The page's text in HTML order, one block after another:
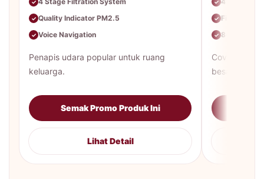
✓
✓ Quality Indicator PM2.5
✓ Voice Navigation
Penapis udara popular untuk ruang
keluarga.
Semak Promo Produk Ini
Lihat Detail
✓
✓ Fine Dust &
✓ 8-color air
Coverage
besar.